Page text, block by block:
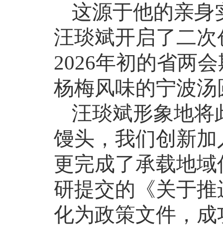
这源于他的亲身
汪琰斌开启了二
2026年初的省两
杨梅风味的宁波
汪琰斌形象地将
馒头，我们创新
更完成了承载地
研提交的《关于
化为政策文件，